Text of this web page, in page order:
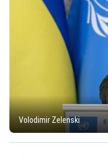
Volodimir Zelenski